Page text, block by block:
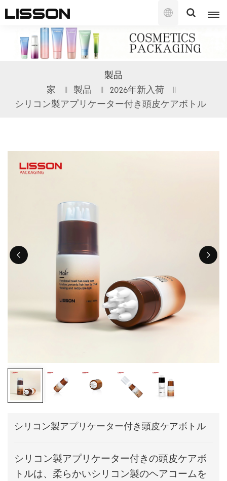
語
English
français
русский
português
한국의
ไทย
中文
製品
家 製品
2026年新入荷
シリコン製アプリケーター付き頭皮ケアボトル
シリコン製アプリケーター付き頭皮ケアボトル
シリコン製アプリケーター付きの頭皮ケアボ
トルは、柔らかいシリコン製のヘアコームを